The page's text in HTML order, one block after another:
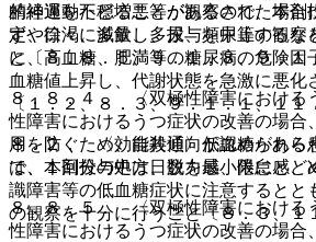
精神運動不穏増悪等が観察された場合
ず、徐々に減量し、投与を中止するな
と〔８．８．５、９．１．８、９．１
８．８．４． 〈双極性障害における
性障害におけるうつ症状の改善の場合
用を防ぐため、自殺傾向が認められる
は、１回分の処方日数を最小限にとど
８．８．５． 〈双極性障害における
性障害におけるうつ症状の改善の場合
的経過をたどることがあるので、本剤
定や口渇、多飲、多尿、頻尿等の観察
に、高血糖、肥満等の糖尿病の危険因
血糖値上昇し、代謝状態を急激に悪化
〔１．２、８．３、９．１．１、１１
８．２． 〈効能共通〉低血糖があら
で、本剤投与中は、脱力感、倦怠感、
識障害等の低血糖症状に注意するとと
の観察を十分に行うこと〔８．３、１